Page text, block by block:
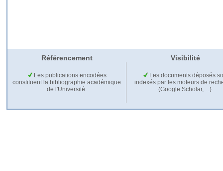
Référencement Visibilité
Les publications encodées
constituent la bibliographie académique
de l'Université.
Les documents déposés
indexés par les moteurs de
(Google Scholar,…).